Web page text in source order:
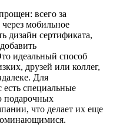
всего за
мобильное
дизайн сертификата,
идеальный способ
друзей или коллег,
Для
специальные
подарочных
что делает их еще